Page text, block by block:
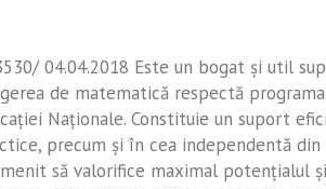
04.04.2018 Este un bogat și util
de matematică respectă
Naţionale. Constituie un suport
precum și în cea independentă
să valorifice maximal potențialul